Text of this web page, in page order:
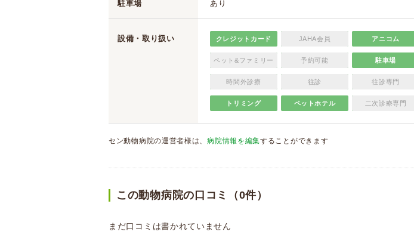
駐車場 あり
設備・取り扱い クレジットカード JAHA会員 アニコム
ペット&ファミリー 予約可能 駐車場
時間外診療 往診 往診専門
トリミング ペットホテル 二次診療専門
セン動物病院の運営者様は、病院情報を編集することができます
この動物病院の口コミ（0件）
まだ口コミは書かれていません